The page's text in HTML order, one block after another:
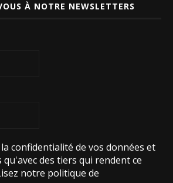
À NOTRE NEWSLETTERS
confidentialité de vos données et
des tiers qui rendent ce
notre politique de